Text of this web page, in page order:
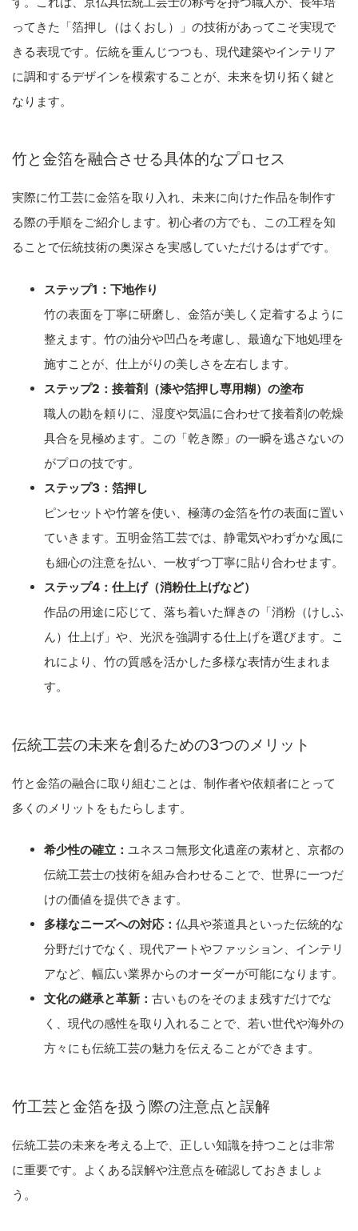
ってきた「箔押し（はくおし）」の技術があってこそ実現で
きる表現です。伝統を重んじつつも、現代建築やインテリア
に調和するデザインを模索することが、未来を切り拓く鍵と
なります。
竹と金箔を融合させる具体的なプロセス
実際に竹工芸に金箔を取り入れ、未来に向けた作品を制作す
る際の手順をご紹介します。初心者の方でも、この工程を知
ることで伝統技術の奥深さを実感していただけるはずです。
ステップ1：下地作り
竹の表面を丁寧に研磨し、金箔が美しく定着するように
整えます。竹の油分や凹凸を考慮し、最適な下地処理を
施すことが、仕上がりの美しさを左右します。
ステップ2：接着剤（漆や箔押し専用糊）の塗布
職人の勘を頼りに、湿度や気温に合わせて接着剤の乾燥
具合を見極めます。この「乾き際」の一瞬を逃さないの
がプロの技です。
ステップ3：箔押し
ピンセットや竹箸を使い、極薄の金箔を竹の表面に置い
ていきます。五明金箔工芸では、静電気やわずかな風に
も細心の注意を払い、一枚ずつ丁寧に貼り合わせます。
ステップ4：仕上げ（消粉仕上げなど）
作品の用途に応じて、落ち着いた輝きの「消粉（けしふ
ん）仕上げ」や、光沢を強調する仕上げを選びます。こ
れにより、竹の質感を活かした多様な表情が生まれま
す。
伝統工芸の未来を創るための3つのメリット
竹と金箔の融合に取り組むことは、制作者や依頼者にとって
多くのメリットをもたらします。
希少性の確立： ユネスコ無形文化遺産の素材と、京都の
伝統工芸士の技術を組み合わせることで、世界に一つだ
けの価値を提供できます。
多様なニーズへの対応： 仏具や茶道具といった伝統的な
分野だけでなく、現代アートやファッション、インテリ
アなど、幅広い業界からのオーダーが可能になります。
文化の継承と革新： 古いものをそのまま残すだけでな
く、現代の感性を取り入れることで、若い世代や海外の
方々にも伝統工芸の魅力を伝えることができます。
竹工芸と金箔を扱う際の注意点と誤解
伝統工芸の未来を考える上で、正しい知識を持つことは非常
に重要です。よくある誤解や注意点を確認しておきましょ
う。